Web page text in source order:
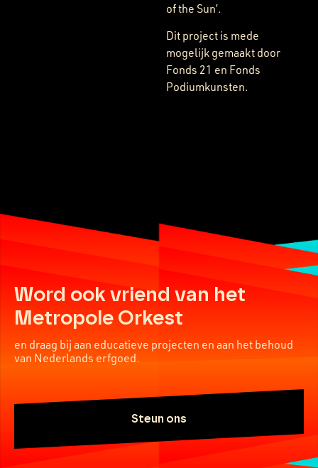
of the Sun’.
Dit project is mede
mogelijk gemaakt door
Fonds 21 en Fonds
Podiumkunsten.
Word ook vriend van het
Metropole Orkest
en draag bij aan educatieve projecten en aan het behoud
van Nederlands erfgoed.
Steun ons